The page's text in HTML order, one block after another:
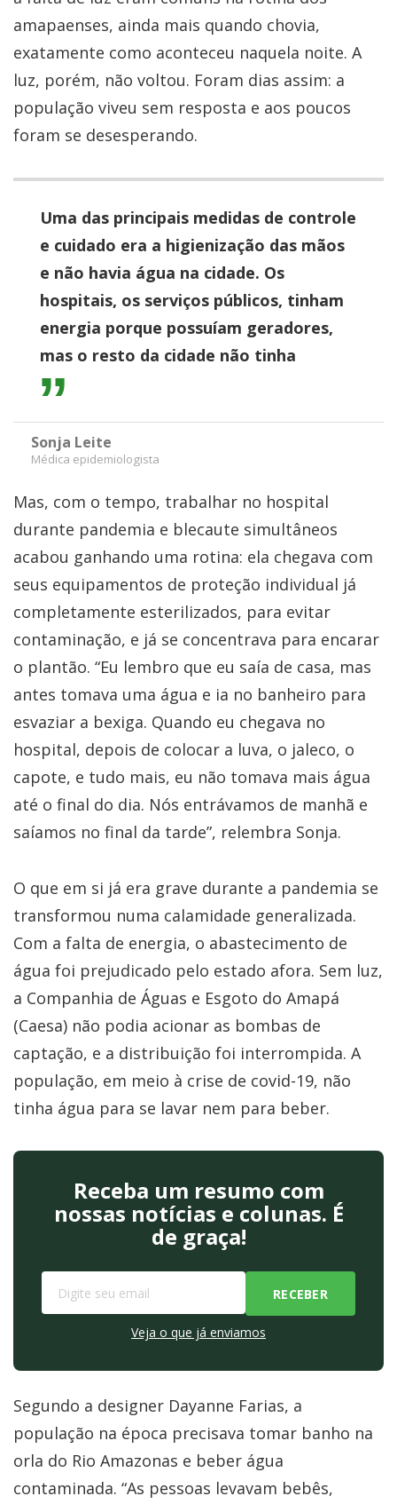
amapaenses, ainda mais quando chovia,
exatamente como aconteceu naquela noite. A
luz, porém, não voltou. Foram dias assim: a
população viveu sem resposta e aos poucos
foram se desesperando.
Uma das principais medidas de controle
e cuidado era a higienização das mãos
e não havia água na cidade. Os
hospitais, os serviços públicos, tinham
energia porque possuíam geradores,
mas o resto da cidade não tinha
Sonja Leite
Médica epidemiologista
Mas, com o tempo, trabalhar no hospital
durante pandemia e blecaute simultâneos
acabou ganhando uma rotina: ela chegava com
seus equipamentos de proteção individual já
completamente esterilizados, para evitar
contaminação, e já se concentrava para encarar
o plantão. “Eu lembro que eu saía de casa, mas
antes tomava uma água e ia no banheiro para
esvaziar a bexiga. Quando eu chegava no
hospital, depois de colocar a luva, o jaleco, o
capote, e tudo mais, eu não tomava mais água
até o final do dia. Nós entrávamos de manhã e
saíamos no final da tarde”, relembra Sonja.
​O que em si já era grave durante a pandemia se
transformou numa calamidade generalizada.
Com a falta de energia, o abastecimento de
água foi prejudicado pelo estado afora. Sem luz,
a Companhia de Águas e Esgoto do Amapá
(Caesa) não podia acionar as bombas de
captação, e a distribuição foi interrompida. A
população, em meio à crise de covid-19, não
tinha água para se lavar nem para beber.
Receba um resumo com
nossas notícias e colunas. É
de graça!
Veja o que já enviamos
Segundo a designer Dayanne Farias, a
população na época precisava tomar banho na
orla do Rio Amazonas e beber água
contaminada. “As pessoas levavam bebês,